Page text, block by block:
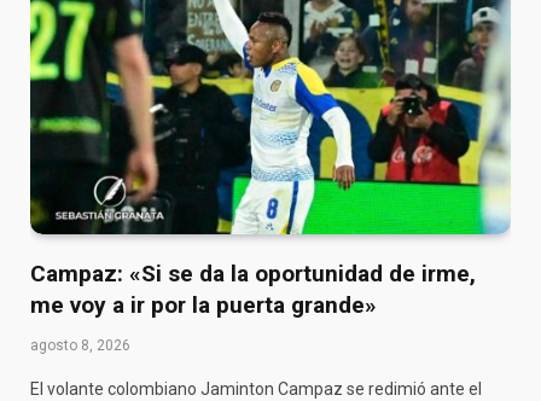
Campaz: «Si se da la oportunidad de irme,
me voy a ir por la puerta grande»
agosto 8, 2026
El volante colombiano Jaminton Campaz se redimió ante el